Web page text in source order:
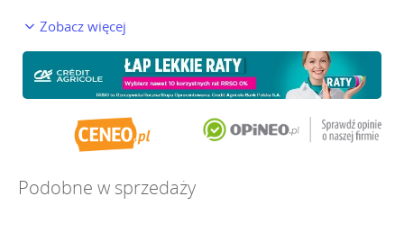
Zobacz więcej
Podobne w sprzedaży